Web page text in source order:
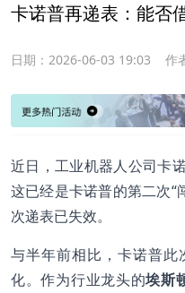
卡诺普再递表：能否
日期： 2026-06-03 19:03 作
近日，工业机器人公司卡
这已经是卡诺普的第二次“
次递表已失效。
与半年前相比，卡诺普
化。作为行业龙头的埃斯